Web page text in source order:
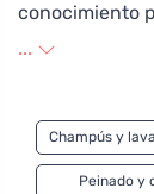
conocimiento
productos
y prueba
en contacto
cotidiana.
...
Champús y
Peinado y